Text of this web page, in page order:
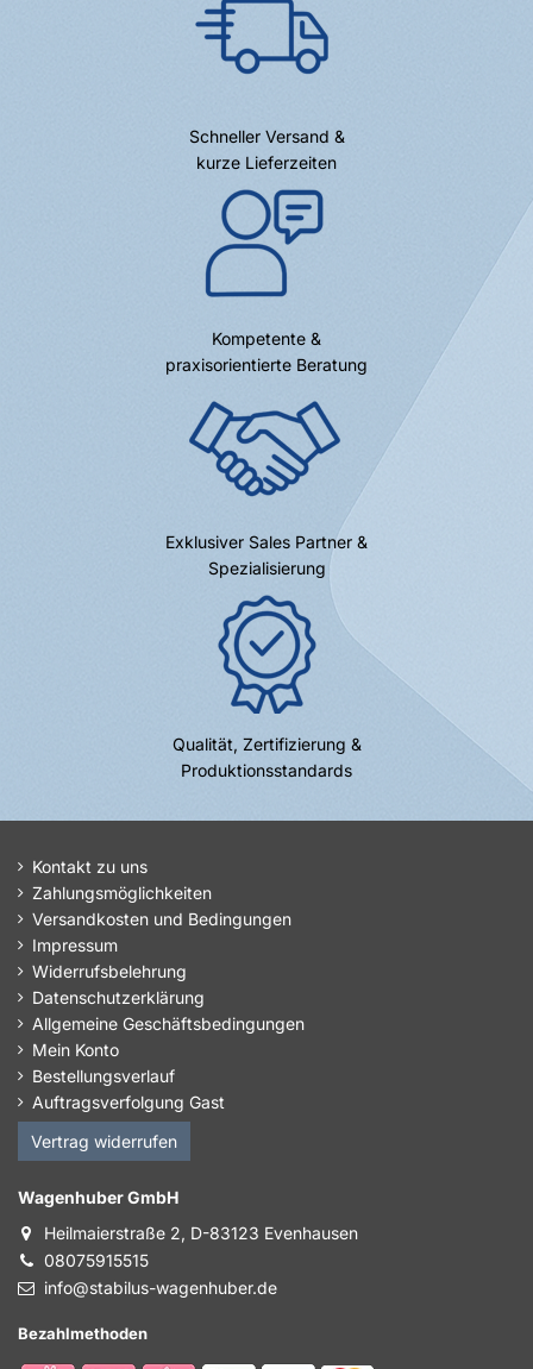
Schneller Versand &
kurze Lieferzeiten
Kompetente &
praxisorientierte Beratung
Exklusiver Sales Partner &
Spezialisierung
Qualität, Zertifizierung &
Produktionsstandards
Kontakt zu uns
Zahlungsmöglichkeiten
Versandkosten und Bedingungen
Impressum
Widerrufsbelehrung
Datenschutzerklärung
Allgemeine Geschäftsbedingungen
Mein Konto
Bestellungsverlauf
Auftragsverfolgung Gast
Vertrag widerrufen
Wagenhuber GmbH
Heilmaierstraße 2, D-83123 Evenhausen
08075915515
info@stabilus-wagenhuber.de
Bezahlmethoden